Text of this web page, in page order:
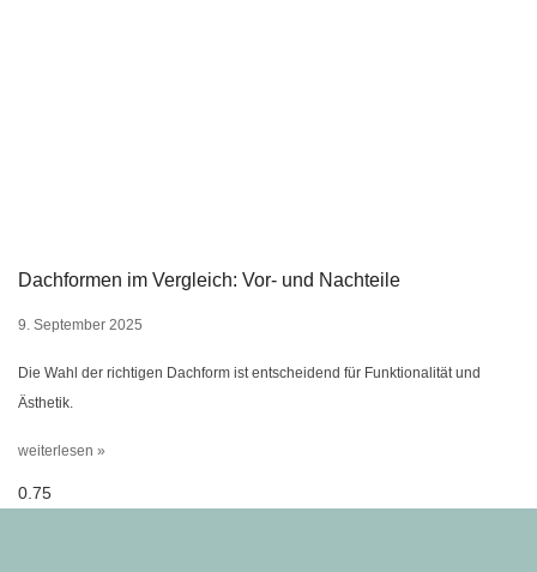
Dachformen im Vergleich: Vor- und Nachteile
9. September 2025
Die Wahl der richtigen Dachform ist entscheidend für Funktionalität und
Ästhetik.
weiterlesen »